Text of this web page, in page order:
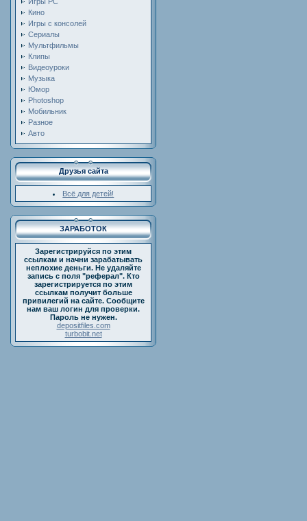
Кино
Игры с консолей
Сериалы
Мультфильмы
Клипы
Видеоуроки
Музыка
Юмор
Photoshop
Мобильник
Разное
Авто
Друзья сайта
Всё для детей!
ЗАРАБОТОК
Зарегистрируйся по этим
ссылкам и начни зарабатывать
неплохие деньги. Не удаляйте
запись с поля "реферал". Кто
зарегистрируется по этим
ссылкам получит больше
привилегий на сайте. Сообщите
нам ваш логин для проверки.
Пароль не нужен.
depositfiles.com
turbobit.net